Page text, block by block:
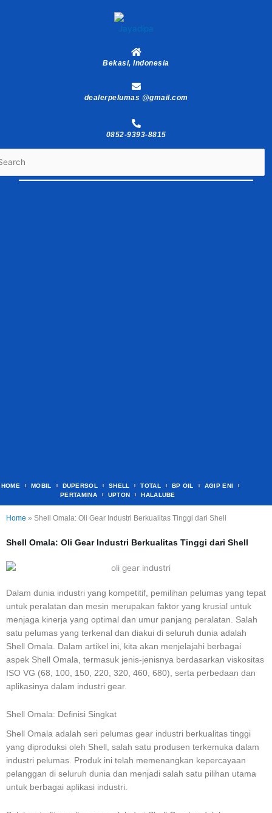
Bekasi, Indonesia
dealerpelumas @gmail.com
0852-9393-8815
HOME MOBIL DUPERSOL SHELL TOTAL BP OIL
AGIP ENI
PERTAMINA
UPTON HALALUBE
Home » Shell Omala: Oli Gear Industri Berkualitas Tinggi dari Shell
Shell Omala: Oli Gear Industri Berkualitas Tinggi dari Shell
Dalam dunia industri yang kompetitif, pemilihan pelumas yang tepat
untuk peralatan dan mesin merupakan faktor yang krusial untuk
menjaga kinerja yang optimal dan umur panjang peralatan. Salah
satu pelumas yang terkenal dan diakui di seluruh dunia adalah
Shell Omala. Dalam artikel ini, kita akan menjelajahi berbagai
aspek Shell Omala, termasuk jenis-jenisnya berdasarkan viskositas
ISO VG (68, 100, 150, 220, 320, 460, 680), serta perbedaan dan
aplikasinya dalam industri gear.
Shell Omala: Definisi Singkat
Shell Omala adalah seri pelumas gear industri berkualitas tinggi
yang diproduksi oleh Shell, salah satu produsen terkemuka dalam
industri pelumas. Produk ini telah memenangkan kepercayaan
pelanggan di seluruh dunia dan menjadi salah satu pilihan utama
untuk berbagai aplikasi industri.